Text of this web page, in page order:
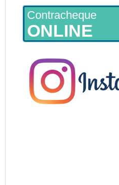
Contracheque
ONLINE